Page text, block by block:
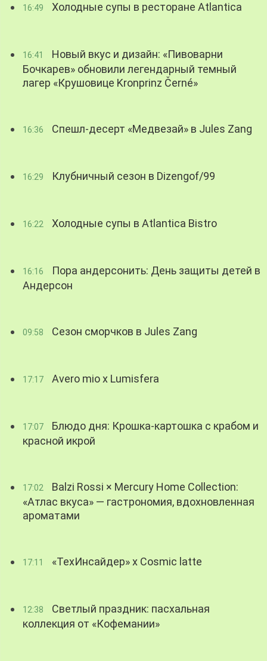
16:49 Холодные супы в ресторане Atlantica
16:41
Новый вкус и дизайн: «Пивоварни
Бочкарев» обновили легендарный темный
лагер «Крушовице Kronprinz Černé»
16:36 Спешл-десерт «Медвезай» в Jules Zang
16:29 Клубничный сезон в Dizengof/99
16:22 Холодные супы в Atlantica Bistro
16:16
Пора андерсонить: День защиты детей в
Андерсон
09:58 Сезон сморчков в Jules Zang
17:17 Avero mio x Lumisfera
17:07
Блюдо дня: Крошка-картошка с крабом и
красной икрой
17:02
Balzi Rossi × Mercury Home Collection:
«Атлас вкуса» — гастрономия, вдохновленная
ароматами
17:11 «ТехИнсайдер» х Cosmic latte
12:38
Светлый праздник: пасхальная
коллекция от «Кофемании»